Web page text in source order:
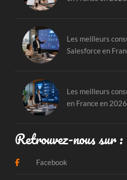
Les meilleurs
Salesforce en
Les meilleurs
en France en 2026
Retrouvez-nous sur :
Facebook